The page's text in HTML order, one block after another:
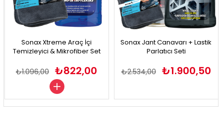
Sonax Xtreme Araç İçi
Temizleyici & Mikrofiber Set
₺822,00
₺1.096,00
Sonax Jant Canavarı + Lastik
Parlatıcı Seti
₺1.900,50
₺2.534,00